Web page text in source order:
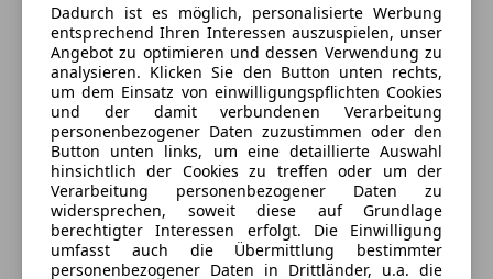
Ausstattung
Komfort
2-Zonen-Klimaautomatik
Beheizbares Lenkrad
Einparkhilfe
Einparkhilfe Rückfahrkamera
Einparkhilfe selbstlenkendes System
Einparkhilfe Sensoren hinten
Einparkhilfe Sensoren vorne
Mehr anzeigen
Farbe und Innenausstattung
Außenfarbe
Grau
Farbe laut Hersteller
Skyscraper Grau
metallic
Dadurch ist es möglich, personalisierte Werbung
entsprechend Ihren Interessen auszuspielen, unser
Angebot zu optimieren und dessen Verwendung zu
analysieren. Klicken Sie den Button unten rechts,
um dem Einsatz von einwilligungspflichten Cookies
und der damit verbundenen Verarbeitung
personenbezogener Daten zuzustimmen oder den
Button unten links, um eine detaillierte Auswahl
hinsichtlich der Cookies zu treffen oder um der
Verarbeitung personenbezogener Daten zu
widersprechen, soweit diese auf Grundlage
berechtigter Interessen erfolgt. Die Einwilligung
umfasst auch die Übermittlung bestimmter
personenbezogener Daten in Drittländer, u.a. die